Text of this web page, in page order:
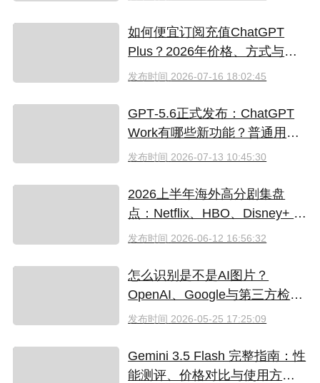
如何便宜订阅充值ChatGPT
Plus？2026年价格、方式与避
坑指南
发布时间 2026-07-16 18:02:45
GPT‑5.6正式发布：ChatGPT
Work有哪些新功能？普通用户
值得升级吗
发布时间 2026-07-13 10:45:30
2026上半年海外高分剧集盘
点：Netflix、HBO、Disney+ 哪
些爆款必追？（附国内超划算
发布时间 2026-06-12 16:56:32
怎么识别是不是AI图片？
OpenAI、Google与第三方检测
工具对比
发布时间 2026-05-25 17:25:09
Gemini 3.5 Flash 完整指南：性
能测评、价格对比与使用方法